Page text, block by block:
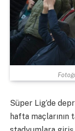
Süper Lig’de
hafta maçlarının